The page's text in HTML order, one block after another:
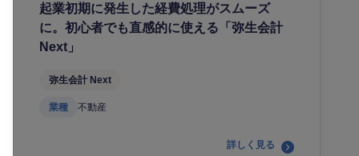
起業初期に発生した経費処理がスムーズ
に。初心者でも直感的に使える「弥生会計
Next」
弥生会計 Next
業種 不動産
詳しく見る